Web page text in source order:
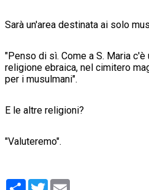
Sarà un'area destinata ai solo
"Penso di sì. Come a S. Maria
religione ebraica, nel cimitero
per i musulmani".
E le altre religioni?
"Valuteremo".
Condividi
Twitter